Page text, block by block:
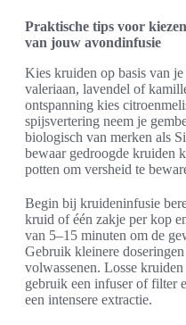
Praktische tips voor
van jouw avondinfusie
Kies kruiden op basis van
valeriaan, lavendel of
ontspanning kies
spijsvertering neem je
biologisch van merken als
bewaar gedroogde kruiden
potten om versheid te
Begin bij kruideninfusie
kruid of één zakje per kop
van 5–15 minuten om de
Gebruik kleinere
volwassenen. Losse
gebruik een infuser of filter
een intensere extractie.